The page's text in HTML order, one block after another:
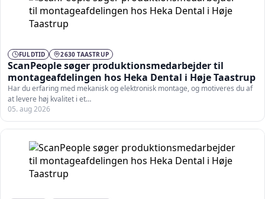
FULDTID 2630 TAASTRUP
ScanPeople søger produktionsmedarbejder til
montageafdelingen hos Heka Dental i Høje Taastrup
Har du erfaring med mekanisk og elektronisk montage, og motiveres du af
at levere høj kvalitet i et…
05. aug 2026